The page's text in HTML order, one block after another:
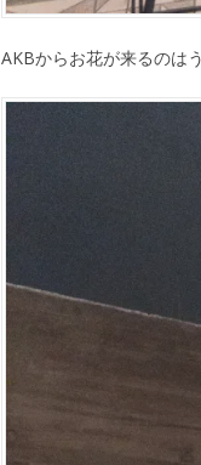
AKBからお花が来るのは